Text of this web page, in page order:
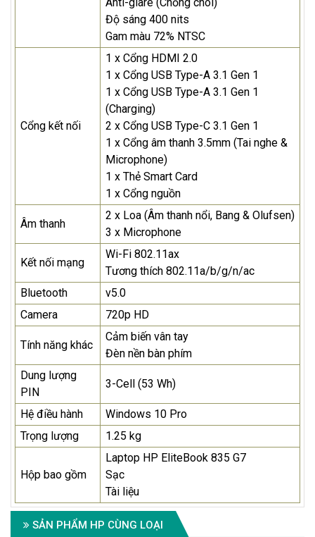
Độ sáng 400 nits
Gam màu 72% NTSC
Cổng kết nối
1 x Cổng HDMI 2.0
1 x Cổng USB Type-A 3.1 Gen 1
1 x Cổng USB Type-A 3.1 Gen 1
(Charging)
2 x Cổng USB Type-C 3.1 Gen 1
1 x Cổng âm thanh 3.5mm (Tai nghe &
Microphone)
1 x Thẻ Smart Card
1 x Cổng nguồn
Âm thanh
2 x Loa (Âm thanh nổi, Bang & Olufsen)
3 x Microphone
Kết nối mạng
Wi-Fi 802.11ax
Tương thích 802.11a/b/g/n/ac
Bluetooth
v5.0
Camera
720p HD
Tính năng khác
Cảm biến vân tay
Đèn nền bàn phím
Dung lượng
PIN
3-Cell (53 Wh)
Hệ điều hành
Windows 10 Pro
Trọng lượng
1.25 kg
Hộp bao gồm
Laptop HP EliteBook 835 G7
Sạc
Tài liệu
SẢN PHẨM HP CÙNG LOẠI